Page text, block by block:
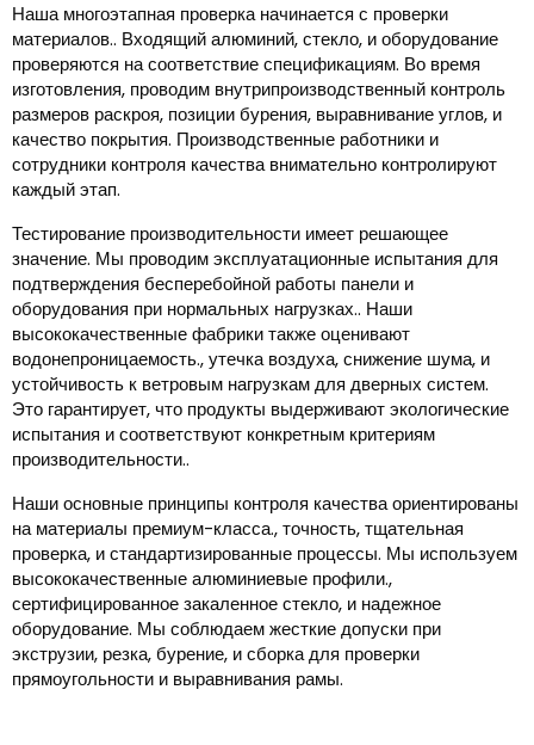
Наша многоэтапная проверка начинается с проверки
материалов.. Входящий алюминий, стекло, и оборудование
проверяются на соответствие спецификациям. Во время
изготовления, проводим внутрипроизводственный контроль
размеров раскроя, позиции бурения, выравнивание углов, и
качество покрытия. Производственные работники и
сотрудники контроля качества внимательно контролируют
каждый этап.
Тестирование производительности имеет решающее
значение. Мы проводим эксплуатационные испытания для
подтверждения бесперебойной работы панели и
оборудования при нормальных нагрузках.. Наши
высококачественные фабрики также оценивают
водонепроницаемость., утечка воздуха, снижение шума, и
устойчивость к ветровым нагрузкам для дверных систем.
Это гарантирует, что продукты выдерживают экологические
испытания и соответствуют конкретным критериям
производительности..
Наши основные принципы контроля качества ориентированы
на материалы премиум-класса., точность, тщательная
проверка, и стандартизированные процессы. Мы используем
высококачественные алюминиевые профили.,
сертифицированное закаленное стекло, и надежное
оборудование. Мы соблюдаем жесткие допуски при
экструзии, резка, бурение, и сборка для проверки
прямоугольности и выравнивания рамы.